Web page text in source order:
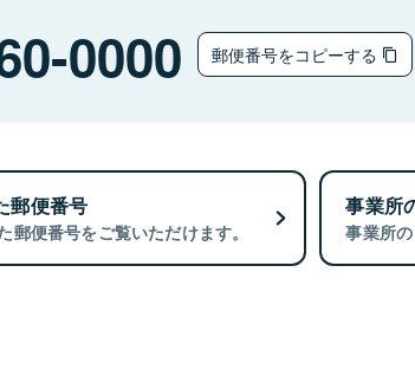
0000 郵便番号をコピーする
郵便番号
郵便番号をご覧いただけます。
事業所
事業所